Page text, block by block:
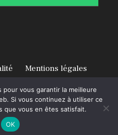
Mentions légales
vous garantir la meilleure
Si vous continuez à utiliser ce
que vous en êtes satisfait.
OK